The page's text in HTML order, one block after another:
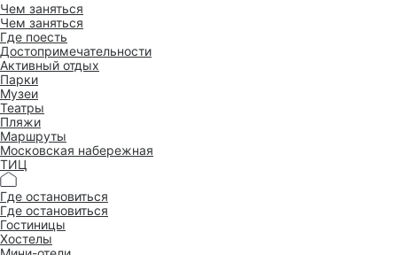
Чем заняться
Чем заняться
Где поесть
Достопримеча­тельности
Активный отдых
Парки
Музеи
Театры
Пляжи
Маршруты
Московская набережная
ТИЦ
Где остановиться
Где остановиться
Гостиницы
Хостелы